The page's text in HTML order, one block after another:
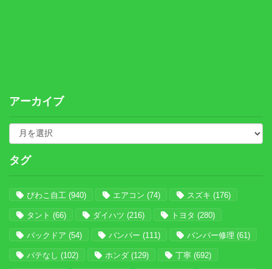
アーカイブ
タグ
びわこ自工 (940) エアコン (74) スズキ (176)
タント (66) ダイハツ (216) トヨタ (280)
バックドア (54) バンパー (111) バンパー修理 (61)
パテなし (102) ホンダ (129) 丁寧 (692)